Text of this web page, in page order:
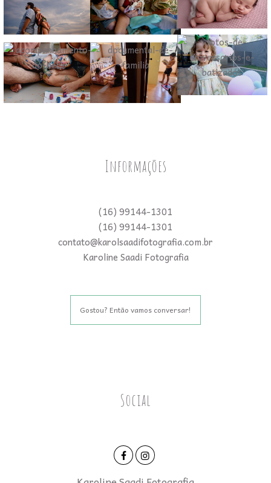
Informações
(16) 99144-1301
(16) 99144-1301
contato@karolsaadifotografia.com.br
Karoline Saadi Fotografia
Gostou? Então vamos conversar!
Social